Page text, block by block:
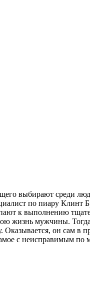
выбирают среди
по пиару Клинт
к выполнению
жизнь мужчины.
он сам
с неисправимым